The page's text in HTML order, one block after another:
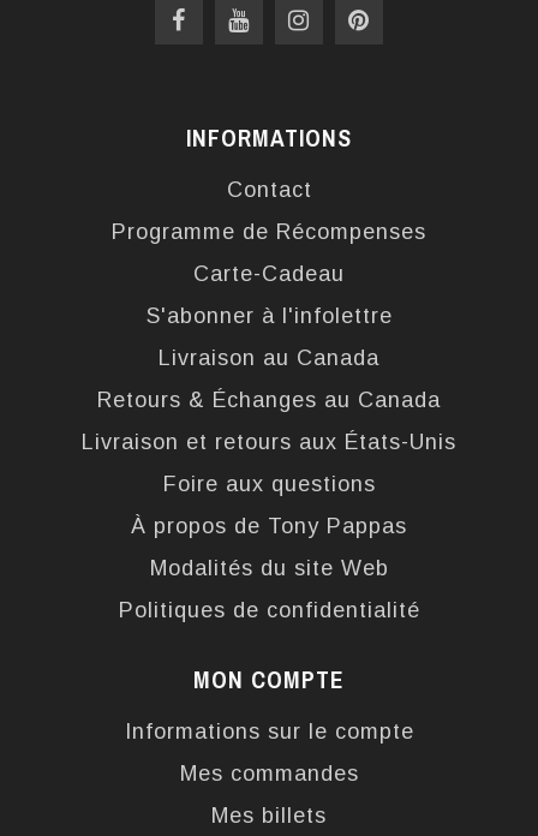
INFORMATIONS
Contact
Programme de Récompenses
Carte-Cadeau
S'abonner à l'infolettre
Livraison au Canada
Retours & Échanges au Canada
Livraison et retours aux États-Unis
Foire aux questions
À propos de Tony Pappas
Modalités du site Web
Politiques de confidentialité
MON COMPTE
Informations sur le compte
Mes commandes
Mes billets